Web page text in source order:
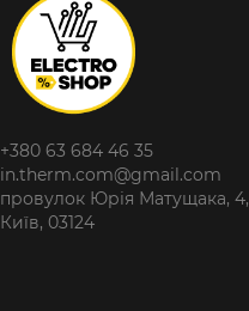
+380 63 684 46 35
in.therm.com@gmail.com
провулок Юрія Матущака, 4,
Київ, 03124